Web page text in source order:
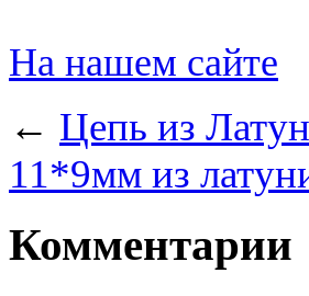
На нашем сайте
← Цепь из
11*9мм из
Комментарии